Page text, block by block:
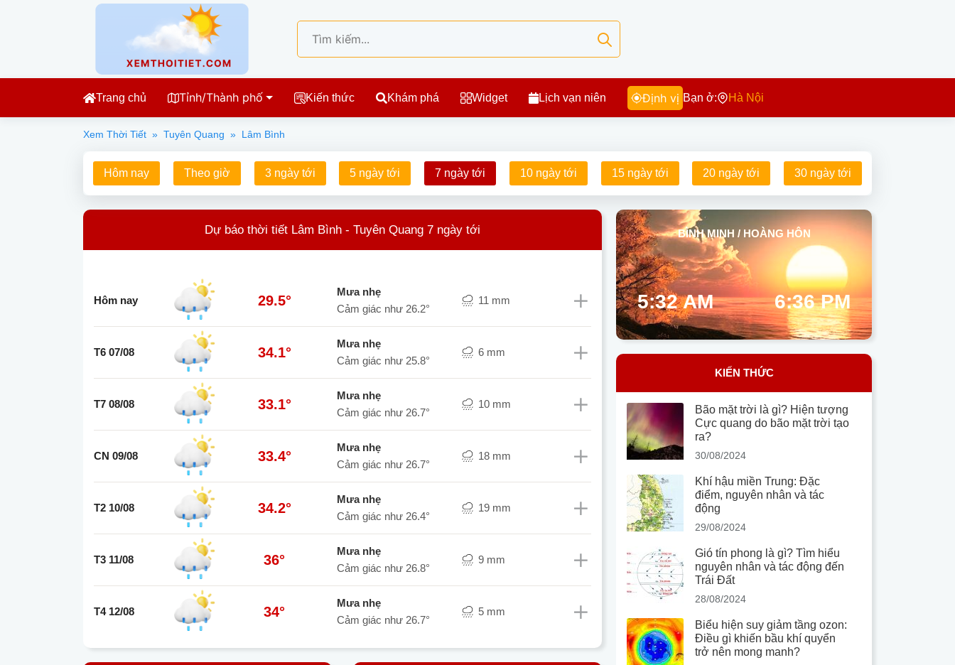
Trang chủ Tỉnh/Thành phố Kiến thức Khám phá Widget Lịch vạn niên Định vị Bạn ở: Hà Nội
Xem Thời Tiết » Tuyên Quang » Lâm Bình
Hôm nay Theo giờ 3 ngày tới 5 ngày tới 7 ngày tới 10 ngày tới 15 ngày tới 20 ngày tới 30 ngày tới
Dự báo thời tiết Lâm Bình - Tuyên Quang 7 ngày tới
Hôm nay 29.5°
mưa nhẹ
Cảm giác như 26.2°
11 mm
T6 07/08 34.1°
mưa nhẹ
Cảm giác như 25.8°
6 mm
T7 08/08 33.1°
mưa nhẹ
Cảm giác như 26.7°
10 mm
CN 09/08 33.4°
mưa nhẹ
Cảm giác như 26.7°
18 mm
T2 10/08 34.2°
mưa nhẹ
Cảm giác như 26.4°
19 mm
T3 11/08 36°
mưa nhẹ
Cảm giác như 26.8°
9 mm
T4 12/08 34°
mưa nhẹ
Cảm giác như 26.7°
5 mm
BÌNH MINH / HOÀNG HÔN
5:32 AM 6:36 PM
KIẾN THỨC
Bão mặt trời là gì? Hiện tượng
Cực quang do bão mặt trời tạo
ra?
30/08/2024
Khí hậu miền Trung: Đặc
điểm, nguyên nhân và tác
động
29/08/2024
Gió tín phong là gì? Tìm hiểu
nguyên nhân và tác động đến
Trái Đất
28/08/2024
Biểu hiện suy giảm tầng ozon:
Điều gì khiến bầu khí quyển
trở nên mong manh?